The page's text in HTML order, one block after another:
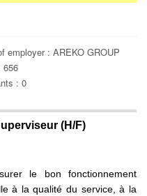
employer : AREKO GROUP
656
: 0
(H/F)
le bon fonctionnement
à la qualité du service, à la